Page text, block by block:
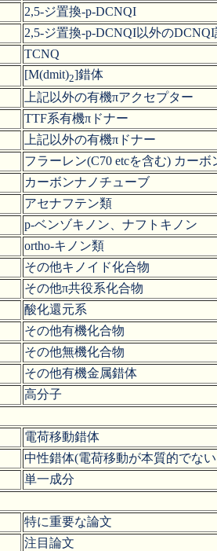
2,5-ジ置換-p-DCNQI
2,5-ジ置換-p-DCNQI以外の
TCNQ
[M(dmit)2]錯体
上記以外の有機πアクセプター
TTF系有機πドナー
上記以外の有機πドナー
フラーレン(C70 etcを含む) カーボ
カーボンナノチューブ
アセナフテン類
p-ベンゾキノン、ナフトキノン
ortho-キノン類
その他キノイド化合物
その他π共役系化合物
酸化還元系
その他有機化合物
その他無機化合物
その他有機金属錯体
高分子
電荷移動錯体
中性錯体(電荷移動が本質的でな
単一成分
特に重要な論文
注目論文